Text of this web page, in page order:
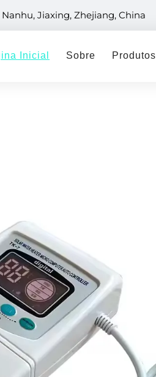
Jiaxing, Zhejiang, China
Inicial Sobre Produtos